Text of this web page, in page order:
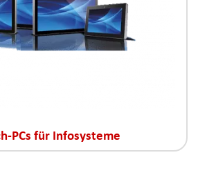
PCs für Infosysteme